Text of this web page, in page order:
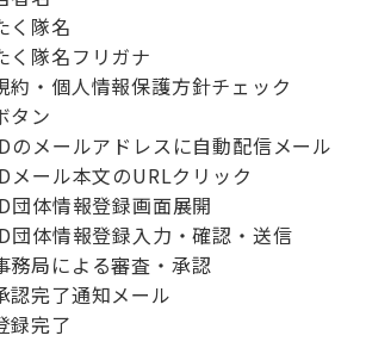
隊名
名フリガナ
人情報保護方針チェック
ン
メールアドレスに自動配信メール
ール本文のURLクリック
体情報登録画面展開
体情報登録入力・確認・送信
局による審査・承認
完了通知メール
完了